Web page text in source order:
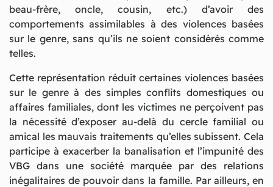
beau-frère, oncle, cousin, etc.) d’avoir des
comportements assimilables à des violences basées
sur le genre, sans qu’ils ne soient considérés comme
telles.
Cette représentation réduit certaines violences basées
sur le genre à des simples conflits domestiques ou
affaires familiales, dont les victimes ne perçoivent pas
la nécessité d’exposer au-delà du cercle familial ou
amical les mauvais traitements qu’elles subissent. Cela
participe à exacerber la banalisation et l’impunité des
VBG dans une société marquée par des relations
inégalitaires de pouvoir dans la famille. Par ailleurs, en